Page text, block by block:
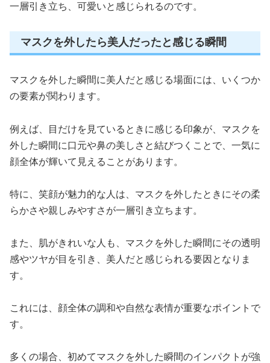
一層引き立ち、可愛いと感じられるのです。
マスクを外したら美人だったと感じる瞬間
マスクを外した瞬間に美人だと感じる場面には、いくつか
の要素が関わります。
例えば、目だけを見ているときに感じる印象が、マスクを
外した瞬間に口元や鼻の美しさと結びつくことで、一気に
顔全体が輝いて見えることがあります。
特に、笑顔が魅力的な人は、マスクを外したときにその柔
らかさや親しみやすさが一層引き立ちます。
また、肌がきれいな人も、マスクを外した瞬間にその透明
感やツヤが目を引き、美人だと感じられる要因となりま
す。
これには、顔全体の調和や自然な表情が重要なポイントで
す。
多くの場合、初めてマスクを外した瞬間のインパクトが強